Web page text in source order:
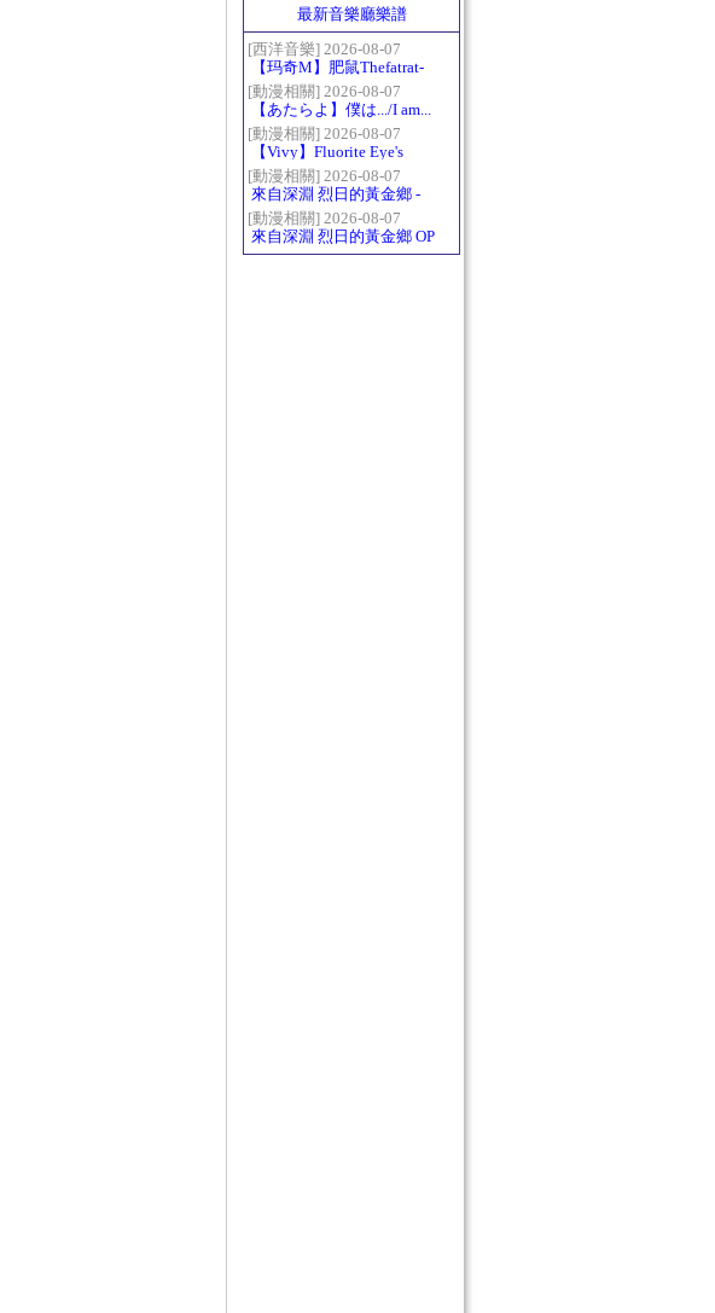
最新音樂廳樂譜
[西洋音樂] 2026-08-07
【玛奇M】肥鼠Thefatrat-
Monody
[動漫相關] 2026-08-07
【あたらよ】僕は.../I am...
（我內心的糟糕念頭/僕の
心のヤバイやつ第二季
OP）
[動漫相關] 2026-08-07
【Vivy】Fluorite Eye's
Song
[動漫相關] 2026-08-07
來自深淵 烈日的黃金鄉 -
Gravity
[動漫相關] 2026-08-07
來自深淵 烈日的黃金鄉 OP
- かたち(Katachi)